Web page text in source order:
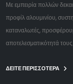
Με εμπειρία πολλών
προφίλ αλουμινίου,
καταναλωτές,
αποτελεσματικότητά τους.
ΔΕΙΤΕ ΠΕΡΙΣΣΟΤΕΡΑ